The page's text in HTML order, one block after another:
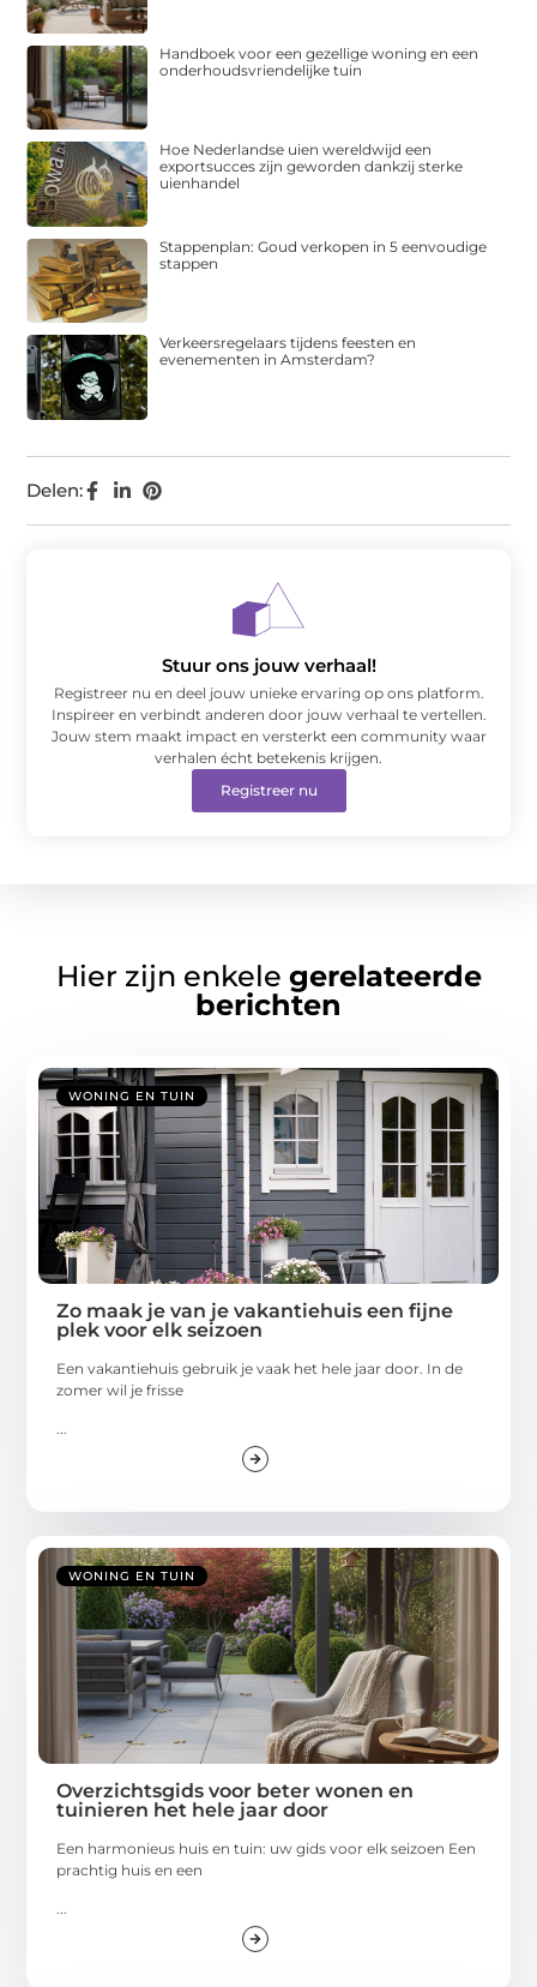
Delen:
Handboek voor een gezellige woning en een
onderhoudsvriendelijke tuin
Hoe Nederlandse uien wereldwijd een
exportsucces zijn geworden dankzij sterke
uienhandel
Stappenplan: Goud verkopen in 5 eenvoudige
stappen
Verkeersregelaars tijdens feesten en
evenementen in Amsterdam?
Stuur ons jouw verhaal!
Registreer nu en deel jouw unieke ervaring op ons platform.
Inspireer en verbindt anderen door jouw verhaal te vertellen.
Jouw stem maakt impact en versterkt een community waar
verhalen écht betekenis krijgen.
Registreer nu
Hier zijn enkele gerelateerde
berichten
WONING EN TUIN
Zo maak je van je vakantiehuis een fijne
plek voor elk seizoen
Een vakantiehuis gebruik je vaak het hele jaar door. In de
zomer wil je frisse
...
WONING EN TUIN
Overzichtsgids voor beter wonen en
tuinieren het hele jaar door
Een harmonieus huis en tuin: uw gids voor elk seizoen Een
prachtig huis en een
...